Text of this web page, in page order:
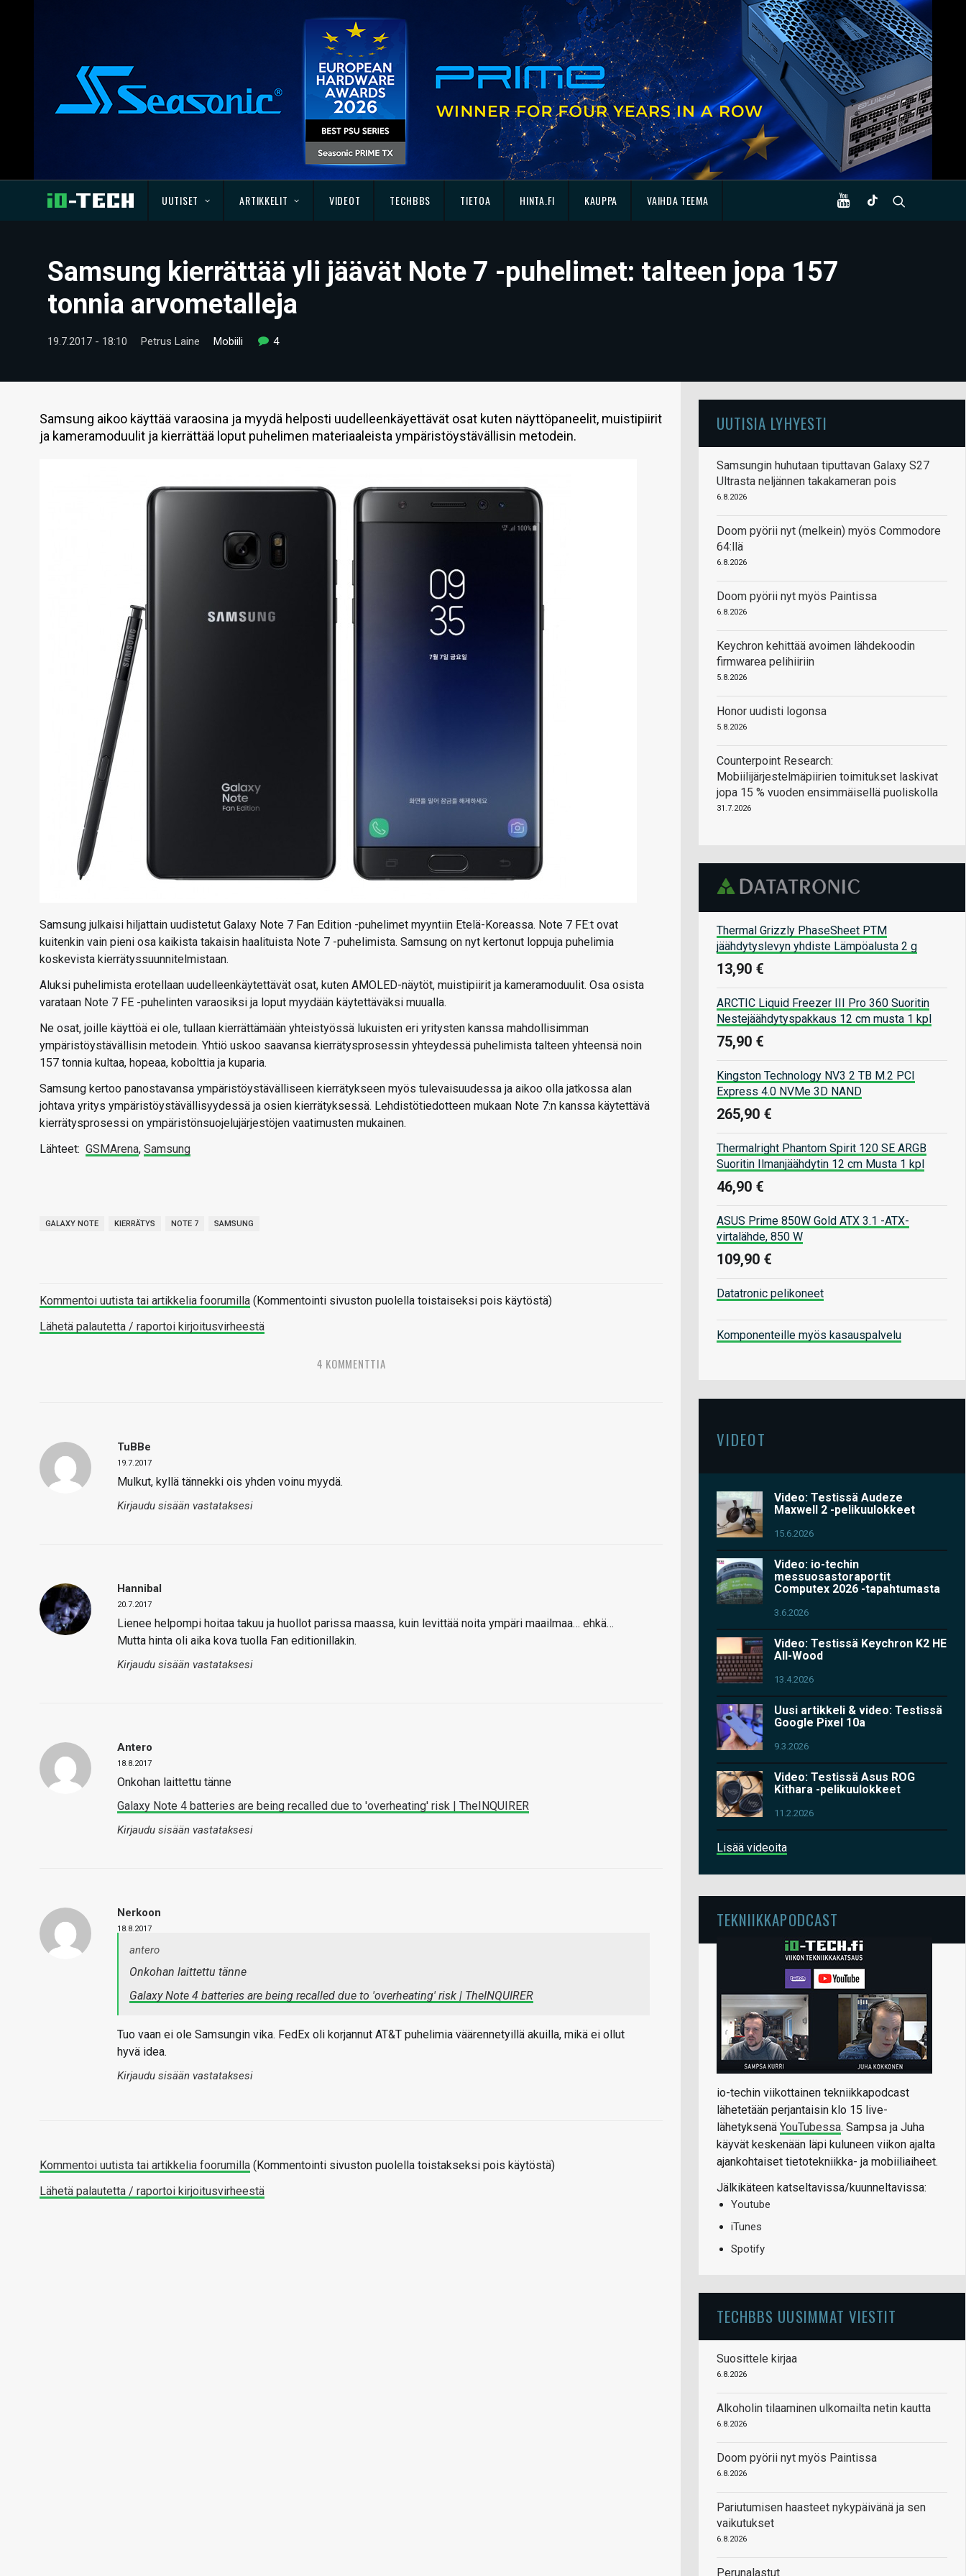
UUTISET ARTIKKELIT VIDEOT TECHBBS TIETOA HINTA.FI KAUPPA VAIHDA TEEMA
Samsung kierrättää yli jäävät Note 7 -puhelimet: talteen jopa 157
tonnia arvometalleja
19.7.2017 - 18:10 Petrus Laine Mobiili 4
Samsung aikoo käyttää varaosina ja myydä helposti uudelleenkäyettävät osat kuten näyttöpaneelit, muistipiirit
ja kameramoduulit ja kierrättää loput puhelimen materiaaleista ympäristöystävällisin metodein.
Samsung julkaisi hiljattain uudistetut Galaxy Note 7 Fan Edition -puhelimet myyntiin Etelä-Koreassa. Note 7 FE:t ovat
kuitenkin vain pieni osa kaikista takaisin haalituista Note 7 -puhelimista. Samsung on nyt kertonut loppuja puhelimia
koskevista kierrätyssuunnitelmistaan.
Aluksi puhelimista erotellaan uudelleenkäytettävät osat, kuten AMOLED-näytöt, muistipiirit ja kameramoduulit. Osa osista
varataan Note 7 FE -puhelinten varaosiksi ja loput myydään käytettäväksi muualla.
Ne osat, joille käyttöä ei ole, tullaan kierrättämään yhteistyössä lukuisten eri yritysten kanssa mahdollisimman
ympäristöystävällisin metodein. Yhtiö uskoo saavansa kierrätysprosessin yhteydessä puhelimista talteen yhteensä noin
157 tonnia kultaa, hopeaa, kobolttia ja kuparia.
Samsung kertoo panostavansa ympäristöystävälliseen kierrätykseen myös tulevaisuudessa ja aikoo olla jatkossa alan
johtava yritys ympäristöystävällisyydessä ja osien kierrätyksessä. Lehdistötiedotteen mukaan Note 7:n kanssa käytettävä
kierrätysprosessi on ympäristönsuojelujärjestöjen vaatimusten mukainen.
Lähteet: GSMArena, Samsung
GALAXY NOTE KIERRÄTYS NOTE 7 SAMSUNG
Kommentoi uutista tai artikkelia foorumilla (Kommentointi sivuston puolella toistaiseksi pois käytöstä)
Lähetä palautetta / raportoi kirjoitusvirheestä
4 KOMMENTTIA
TuBBe
19.7.2017
Mulkut, kyllä tännekki ois yhden voinu myydä.
Kirjaudu sisään vastataksesi
Hannibal
20.7.2017
Lienee helpompi hoitaa takuu ja huollot parissa maassa, kuin levittää noita ympäri maailmaa… ehkä…
Mutta hinta oli aika kova tuolla Fan editionillakin.
Kirjaudu sisään vastataksesi
Antero
18.8.2017
Onkohan laittettu tänne
Galaxy Note 4 batteries are being recalled due to 'overheating' risk | TheINQUIRER
Kirjaudu sisään vastataksesi
Nerkoon
18.8.2017
antero
Onkohan laittettu tänne
Galaxy Note 4 batteries are being recalled due to 'overheating' risk | TheINQUIRER
Tuo vaan ei ole Samsungin vika. FedEx oli korjannut AT&T puhelimia väärennetyillä akuilla, mikä ei ollut
hyvä idea.
Kirjaudu sisään vastataksesi
Kommentoi uutista tai artikkelia foorumilla (Kommentointi sivuston puolella toistakseksi pois käytöstä)
Lähetä palautetta / raportoi kirjoitusvirheestä
UUTISIA LYHYESTI
Samsungin huhutaan tiputtavan Galaxy S27
Ultrasta neljännen takakameran pois
6.8.2026
Doom pyörii nyt (melkein) myös Commodore
64:llä
6.8.2026
Doom pyörii nyt myös Paintissa
6.8.2026
Keychron kehittää avoimen lähdekoodin
firmwarea pelihiiriin
5.8.2026
Honor uudisti logonsa
5.8.2026
Counterpoint Research:
Mobiilijärjestelmäpiirien toimitukset laskivat
jopa 15 % vuoden ensimmäisellä puoliskolla
31.7.2026
Thermal Grizzly PhaseSheet PTM
jäähdytyslevyn yhdiste Lämpöalusta 2 g
13,90 €
ARCTIC Liquid Freezer III Pro 360 Suoritin
Nestejäähdytyspakkaus 12 cm musta 1 kpl
75,90 €
Kingston Technology NV3 2 TB M.2 PCI
Express 4.0 NVMe 3D NAND
265,90 €
Thermalright Phantom Spirit 120 SE ARGB
Suoritin Ilmanjäähdytin 12 cm Musta 1 kpl
46,90 €
ASUS Prime 850W Gold ATX 3.1 -ATX-
virtalähde, 850 W
109,90 €
Datatronic pelikoneet
Komponenteille myös kasauspalvelu
VIDEOT
Video: Testissä Audeze
Maxwell 2 -pelikuulokkeet
15.6.2026
Video: io-techin
messuosastoraportit
Computex 2026 -tapahtumasta
3.6.2026
Video: Testissä Keychron K2 HE
All-Wood
13.4.2026
Uusi artikkeli & video: Testissä
Google Pixel 10a
9.3.2026
Video: Testissä Asus ROG
Kithara -pelikuulokkeet
11.2.2026
Lisää videoita
TEKNIIKKAPODCAST
io-techin viikottainen tekniikkapodcast
lähetetään perjantaisin klo 15 live-
lähetyksenä YouTubessa. Sampsa ja Juha
käyvät keskenään läpi kuluneen viikon ajalta
ajankohtaiset tietotekniikka- ja mobiiliaiheet.
Jälkikäteen katseltavissa/kuunneltavissa:
Youtube
iTunes
Spotify
TECHBBS UUSIMMAT VIESTIT
Suosittele kirjaa
6.8.2026
Alkoholin tilaaminen ulkomailta netin kautta
6.8.2026
Doom pyörii nyt myös Paintissa
6.8.2026
Pariutumisen haasteet nykypäivänä ja sen
vaikutukset
6.8.2026
Perunalastut